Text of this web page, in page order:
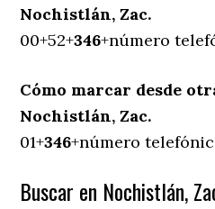
Nochistlán, Zac.
00+52+346+número
Cómo marcar desde
Nochistlán, Zac.
01+346+número
Buscar en Nochistlán,